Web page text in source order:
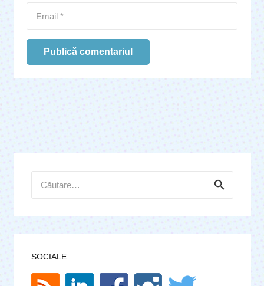
Publică comentariul
după:
SOCIALE